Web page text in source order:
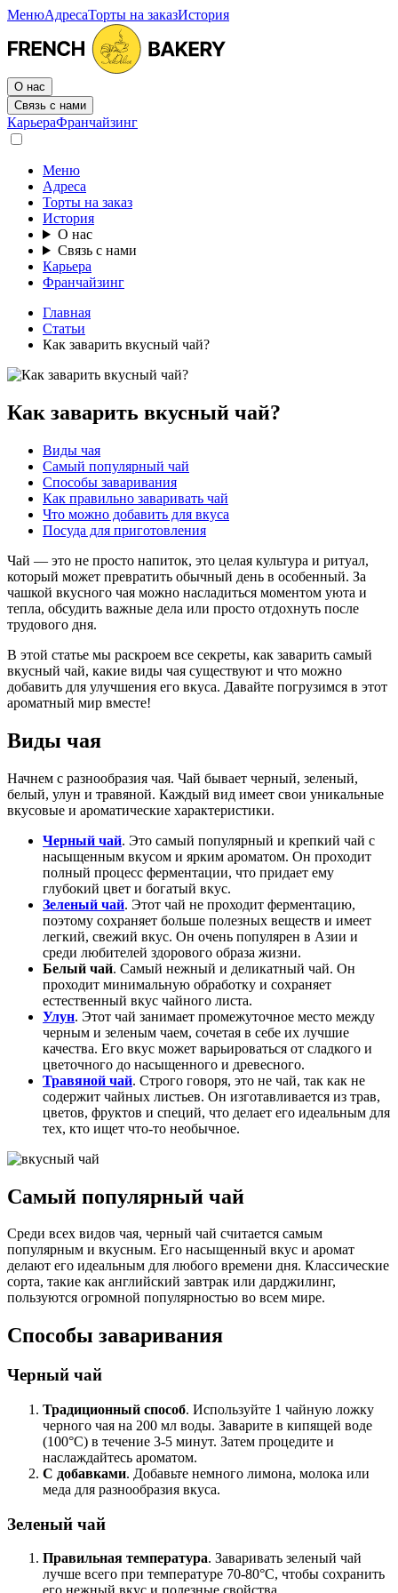
МенюАдресаТорты на заказИстория
О нас
Связь с нами
КарьераФранчайзинг
Меню
Адреса
Торты на заказ
История
О нас
Связь с нами
Карьера
Франчайзинг
Главная
Статьи
Как заварить вкусный чай?
Как заварить вкусный чай?
Виды чая
Самый популярный чай
Способы заваривания
Как правильно заваривать чай
Что можно добавить для вкуса
Посуда для приготовления
Чай — это не просто напиток, это целая культура и ритуал,
который может превратить обычный день в особенный. За
чашкой вкусного чая можно насладиться моментом уюта и
тепла, обсудить важные дела или просто отдохнуть после
трудового дня.
В этой статье мы раскроем все секреты, как заварить самый
вкусный чай, какие виды чая существуют и что можно
добавить для улучшения его вкуса. Давайте погрузимся в этот
ароматный мир вместе!
Виды чая
Начнем с разнообразия чая. Чай бывает черный, зеленый,
белый, улун и травяной. Каждый вид имеет свои уникальные
вкусовые и ароматические характеристики.
Черный чай. Это самый популярный и крепкий чай с
насыщенным вкусом и ярким ароматом. Он проходит
полный процесс ферментации, что придает ему
глубокий цвет и богатый вкус.
Зеленый чай. Этот чай не проходит ферментацию,
поэтому сохраняет больше полезных веществ и имеет
легкий, свежий вкус. Он очень популярен в Азии и
среди любителей здорового образа жизни.
Белый чай. Самый нежный и деликатный чай. Он
проходит минимальную обработку и сохраняет
естественный вкус чайного листа.
Улун. Этот чай занимает промежуточное место между
черным и зеленым чаем, сочетая в себе их лучшие
качества. Его вкус может варьироваться от сладкого и
цветочного до насыщенного и древесного.
Травяной чай. Строго говоря, это не чай, так как не
содержит чайных листьев. Он изготавливается из трав,
цветов, фруктов и специй, что делает его идеальным для
тех, кто ищет что-то необычное.
Самый популярный чай
Среди всех видов чая, черный чай считается самым
популярным и вкусным. Его насыщенный вкус и аромат
делают его идеальным для любого времени дня. Классические
сорта, такие как английский завтрак или дарджилинг,
пользуются огромной популярностью во всем мире.
Способы заваривания
Черный чай
Традиционный способ. Используйте 1 чайную ложку
черного чая на 200 мл воды. Заварите в кипящей воде
(100°C) в течение 3-5 минут. Затем процедите и
наслаждайтесь ароматом.
С добавками. Добавьте немного лимона, молока или
меда для разнообразия вкуса.
Зеленый чай
Правильная температура. Заваривать зеленый чай
лучше всего при температуре 70-80°C, чтобы сохранить